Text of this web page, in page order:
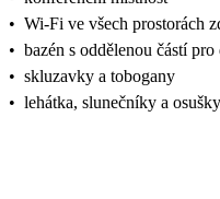
• Wi-Fi ve všech prostorách
• bazén s oddělenou částí pro
• skluzavky a tobogany
• lehátka, slunečníky a